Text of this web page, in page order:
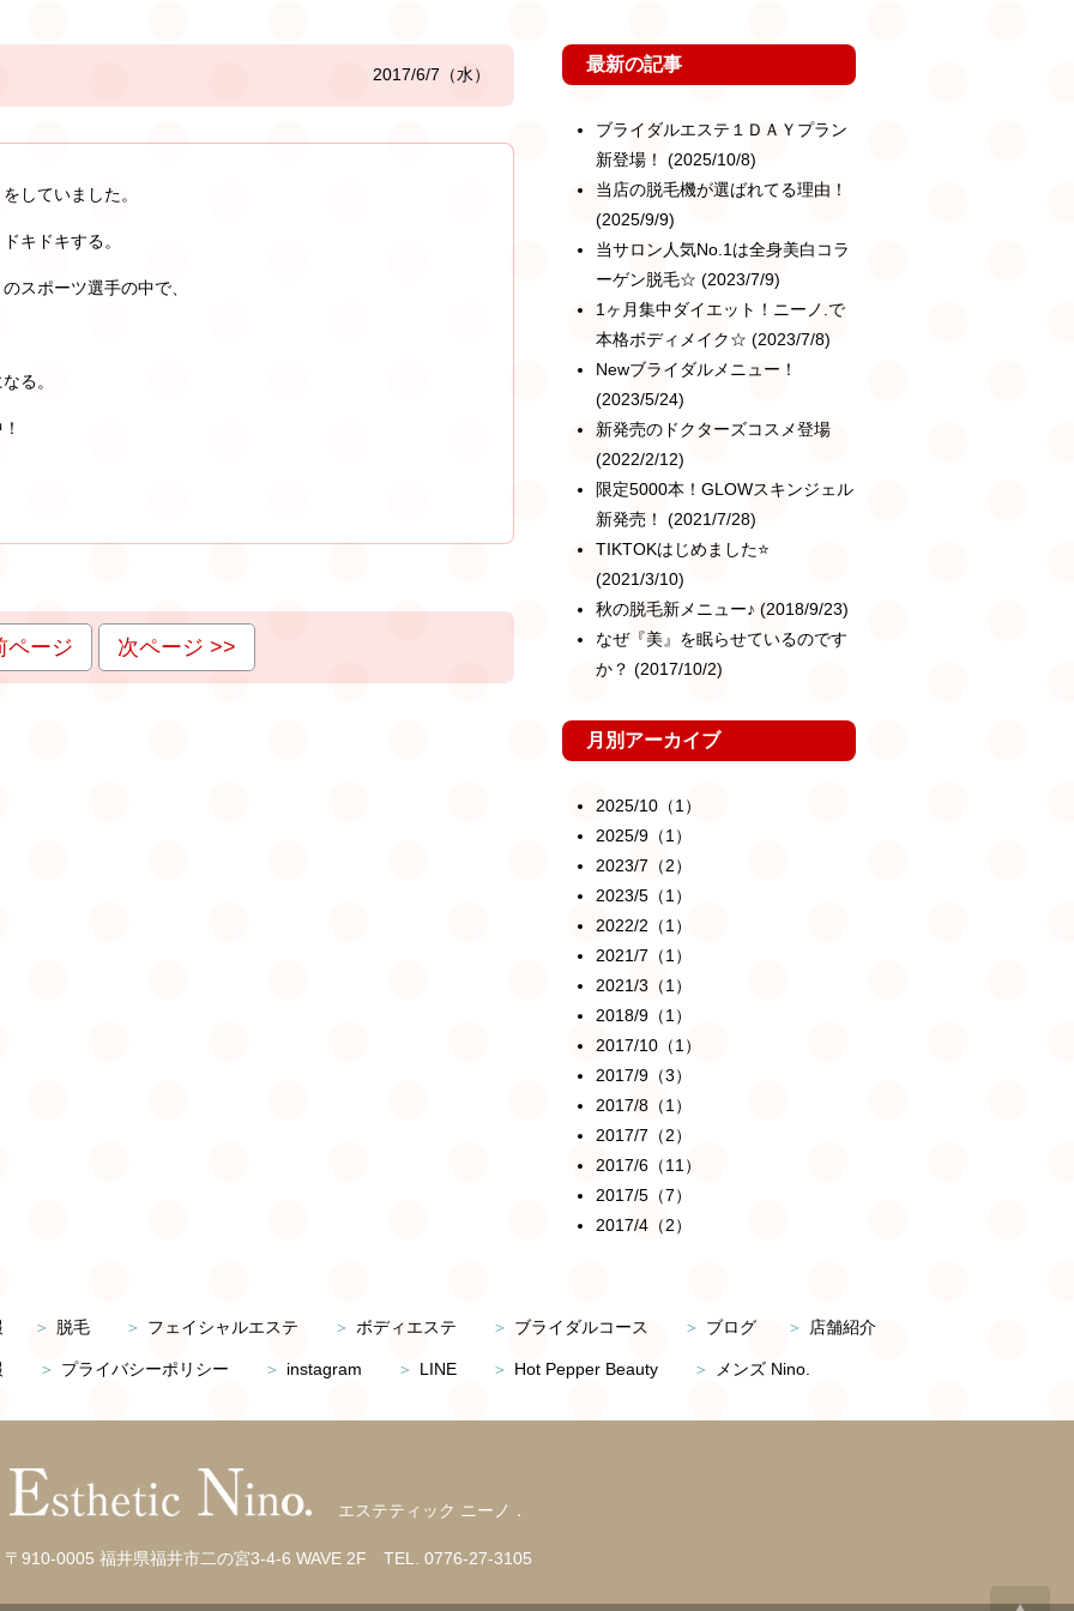
2017/6/7（水）
していました。
キドキする。
スポーツ選手の中で、
る。
ページ 次ページ >>
最新の記事
ブライダルエステ１ＤＡＹプラン
新登場！
(2025/10/8)
当店の脱毛機が選ばれてる理由！
(2025/9/9)
当サロン人気No.1は全身美白コラ
ーゲン脱毛☆ (2023/7/9)
1ヶ月集中ダイエット！ニーノ.で
本格ボディメイク☆ (2023/7/8)
Newブライダルメニュー！
(2023/5/24)
新発売のドクターズコスメ登場
(2022/2/12)
限定5000本！GLOWスキンジェル
新発売！
(2021/7/28)
TIKTOKはじめました⭐️
(2021/3/10)
秋の脱毛新メニュー♪ (2018/9/23)
なぜ『美』を眠らせているのです
か？ (2017/10/2)
月別アーカイブ
2025/10（1）
2025/9（1）
2023/7（2）
2023/5（1）
2022/2（1）
2021/7（1）
2021/3（1）
2018/9（1）
2017/10（1）
2017/9（3）
2017/8（1）
2017/7（2）
2017/6（11）
2017/5（7）
2017/4（2）
脱毛 フェイシャルエステ ボディエステ ブライダルコース ブログ 店舗紹介
プライバシーポリシー instagram LINE Hot Pepper Beauty メンズ Nino.
エステティック ニーノ．
〒910-0005 福井県福井市二の宮3-4-6 WAVE 2F TEL. 0776-27-3105